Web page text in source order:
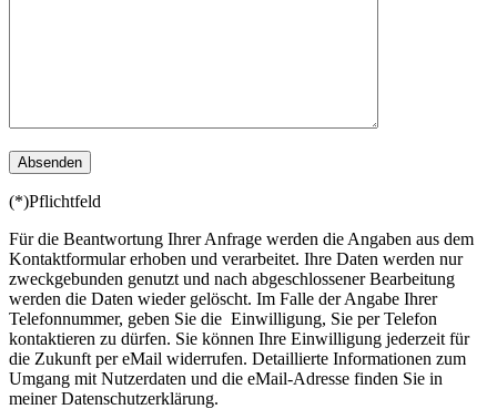
(*)Pflichtfeld
Für die Beantwortung Ihrer Anfrage werden die Angaben aus dem
Kontaktformular erhoben und verarbeitet. Ihre Daten werden nur
zweckgebunden genutzt und nach abgeschlossener Bearbeitung
werden die Daten wieder gelöscht. Im Falle der Angabe Ihrer
Telefonnummer, geben Sie die Einwilligung, Sie per Telefon
kontaktieren zu dürfen. Sie können Ihre Einwilligung jederzeit für
die Zukunft per eMail widerrufen. Detaillierte Informationen zum
Umgang mit Nutzerdaten und die eMail-Adresse finden Sie in
meiner Datenschutzerklärung.